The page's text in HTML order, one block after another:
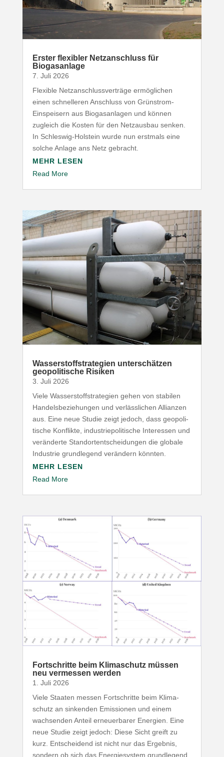
Erster flexibler Netz­an­schluss für
Biogasanlage
7. Juli 2026
Flexible Netz­an­schluss­ver­träge ermög­lichen
einen schnel­leren Anschluss von Grünstrom-​
Einspeisern aus Biogas­an­lagen und können
zugleich die Kosten für den Netz­ausbau senken.
In Schleswig-​Holstein wurde nun erstmals eine
solche Anlage ans Netz gebracht.
MEHR LESEN
Read More
Wasser­stoff­stra­tegien unter­schätzen
geopo­li­tische Risiken
3. Juli 2026
Viele Wasser­stoff­stra­tegien gehen von stabilen
Handels­be­zie­hungen und verläss­lichen Allianzen
aus. Eine neue Studie zeigt jedoch, dass geopo­li­
tische Konflikte, indus­trie­po­li­tische Inter­essen und
verän­derte Stand­ort­ent­schei­dungen die globale
Industrie grund­legend verändern könnten.
MEHR LESEN
Read More
Fort­schritte beim Klima­schutz müssen
neu vermessen werden
1. Juli 2026
Viele Staaten messen Fort­schritte beim Klima­
schutz an sinkenden Emis­sionen und einem
wach­senden Anteil erneu­er­barer Energien. Eine
neue Studie zeigt jedoch: Diese Sicht greift zu
kurz. Entscheidend ist nicht nur das Ergebnis,
sondern ob sich das Ener­gie­system grund­legend